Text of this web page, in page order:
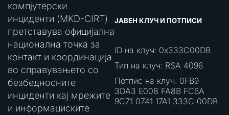
компјутерски
инциденти (MKD-CIRT)
претставува официјална
национална точка за
контакт и координација
во справувањето со
безбедносните
инциденти кај мрежите
и информациските
ЈАВЕН КЛУЧ И ПОТПИСИ
ID на клуч: 0x333C00DB
Тип на клуч: RSA 4096
Потпис на клуч: 0FB9
3DA3 E008 FA8B FC6A
9C71 0741 17A1 333C 00DB